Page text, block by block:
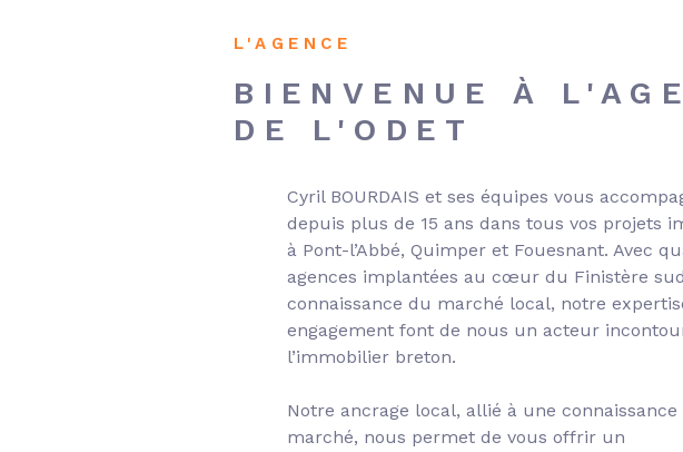
L'AGENCE
BIENVENUE À
DE L'ODET
Cyril BOURDAIS et ses équipes vous
depuis plus de 15 ans dans tous vos projets
à Pont-l’Abbé, Quimper et Fouesnant. Avec
agences implantées au cœur du Finistère
connaissance du marché local, notre
engagement font de nous un acteur
l’immobilier breton.
Notre ancrage local, allié à une
marché, nous permet de vous offrir un